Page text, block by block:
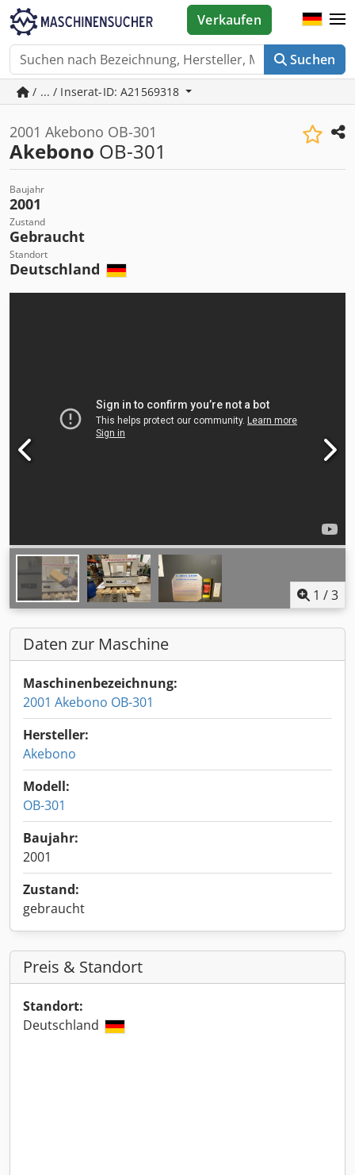
Suchen
Verkaufen
/ ... / Inserat-ID: A21569318
2001 Akebono OB-301
Akebono OB-301
Baujahr
2001
Zustand
Gebraucht
Standort
Deutschland
1 /3
Daten zur Maschine
Maschinenbezeichnung:
2001 Akebono OB-301
Hersteller:
Akebono
Modell:
OB-301
Baujahr:
2001
Zustand:
gebraucht
Preis & Standort
Standort:
Deutschland